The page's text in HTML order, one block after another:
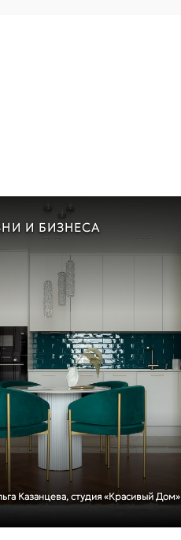
И БИЗНЕСА
Казанцева, студия «Красивый Дом»